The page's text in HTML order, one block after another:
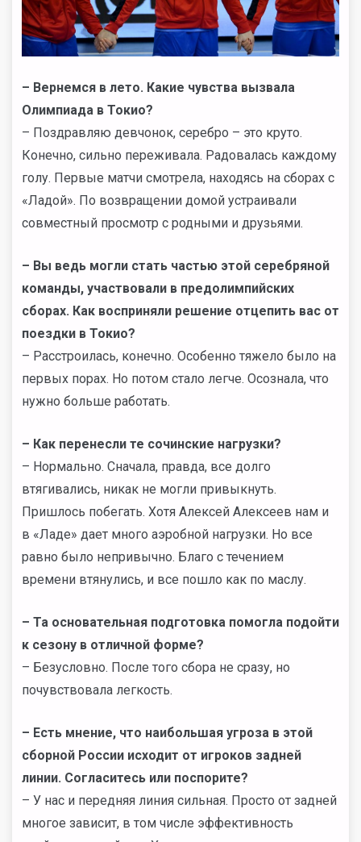
– Вернемся в лето. Какие чувства вызвала
Олимпиада в Токио?
– Поздравляю девчонок, серебро – это круто.
Конечно, сильно переживала. Радовалась каждому
голу. Первые матчи смотрела, находясь на сборах с
«Ладой». По возвращении домой устраивали
совместный просмотр с родными и друзьями.
– Вы ведь могли стать частью этой серебряной
команды, участвовали в предолимпийских
сборах. Как восприняли решение отцепить вас от
поездки в Токио?
– Расстроилась, конечно. Особенно тяжело было на
первых порах. Но потом стало легче. Осознала, что
нужно больше работать.
– Как перенесли те сочинские нагрузки?
– Нормально. Сначала, правда, все долго
втягивались, никак не могли привыкнуть.
Пришлось побегать. Хотя Алексей Алексеев нам и
в «Ладе» дает много аэробной нагрузки. Но все
равно было непривычно. Благо с течением
времени втянулись, и все пошло как по маслу.
– Та основательная подготовка помогла подойти
к сезону в отличной форме?
– Безусловно. После того сбора не сразу, но
почувствовала легкость.
– Есть мнение, что наибольшая угроза в этой
сборной России исходит от игроков задней
линии. Согласитесь или поспорите?
– У нас и передняя линия сильная. Просто от задней
многое зависит, в том числе эффективность